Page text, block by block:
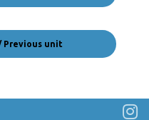
Previous unit